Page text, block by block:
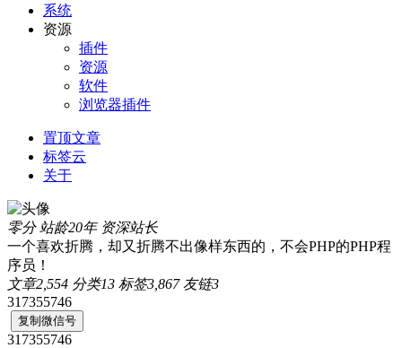
系统
资源
插件
资源
软件
浏览器插件
置顶文章
标签云
关于
零分 站龄20年 资深站长
一个喜欢折腾，却又折腾不出像样东西的，不会PHP的PHP程
序员！
文章2,554 分类13 标签3,867 友链3
317355746
复制微信号
317355746